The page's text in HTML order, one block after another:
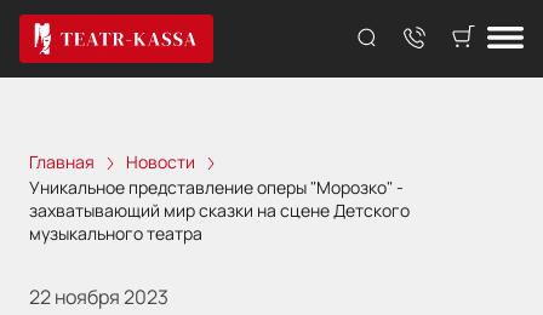
Главная
Новости
Уникальное представление оперы "Морозко" -
захватывающий мир сказки на сцене Детского
музыкального театра
22 ноября 2023